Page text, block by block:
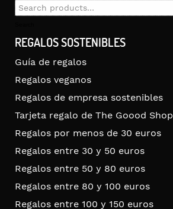
Search
REGALOS SOSTENIBLES
Guía de regalos
Regalos veganos
Regalos de empresa sostenibles
Tarjeta regalo de The Goood Shop
Regalos por menos de 30 euros
Regalos entre 30 y 50 euros
Regalos entre 50 y 80 euros
Regalos entre 80 y 100 euros
Regalos entre 100 y 150 euros